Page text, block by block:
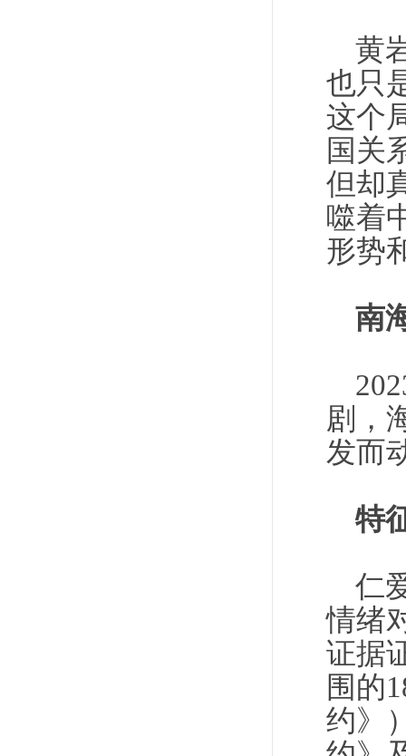
黄
也只
这个
国关
但却
噬着
形势
南
剧，
发而
特
仁
情绪
证据
围的
约》